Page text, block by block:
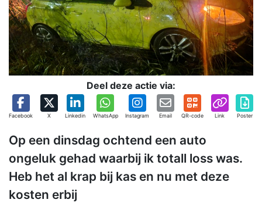
Deel deze actie via:
Facebook X Linkedin WhatsApp Instagram Email QR-code Link Poster
Op een dinsdag ochtend een auto
ongeluk gehad waarbij ik totall loss was.
Heb het al krap bij kas en nu met deze
kosten erbij